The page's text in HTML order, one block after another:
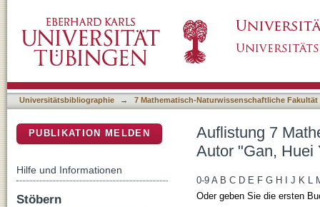
Universitätsbibliographie → 7 Mathematisch-Naturwissenschaftliche Fakultät
Auflistung 7
Autor "Gan, Huei
0-9 A B C D E F G H J K L
Oder geben Sie die ersten
PUBLIKATION MELDEN
Hilfe und Informationen
Stöbern